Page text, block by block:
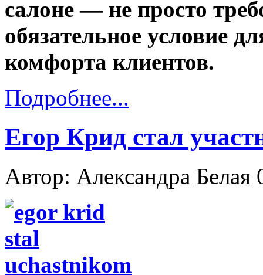
салоне — не просто
обязательное условие
комфорта клиентов.
Подробнее...
Егор Крид стал
Автор: Александра Белая